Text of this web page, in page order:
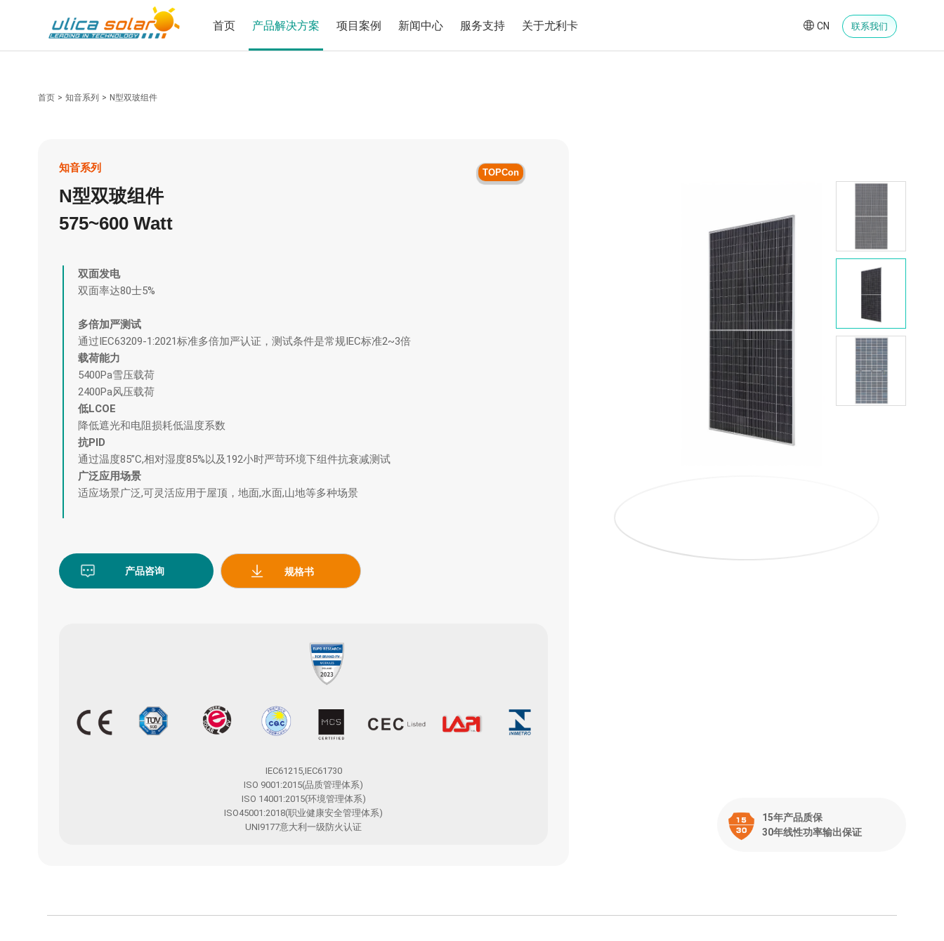
首页 产品解决方案 项目案例 新闻中心 服务支持 关于尤利卡 CN 联系我们
首页 > 知音系列 > N型双玻组件
15年产品质保
30年线性功率输出保证
知音系列
N型双玻组件
575~600 Watt
TOPCon
双面发电
双面率达80士5%
多倍加严测试
通过IEC63209-1:2021标准多倍加严认证，测试条件是常规IEC标准2~3倍
载荷能力
5400Pa雪压载荷
2400Pa风压载荷
低LCOE
降低遮光和电阻损耗低温度系数
抗PID
通过温度85”C,相对湿度85%以及192小时严苛环境下组件抗衰减测试
广泛应用场景
适应场景广泛,可灵活应用于屋顶，地面,水面,山地等多种场景
产品咨询 规格书
IEC61215,IEC61730
ISO 9001:2015(品质管理体系)
ISO 14001:2015(环境管理体系)
ISO45001:2018(职业健康安全管理体系)
UNI9177意大利一级防火认证